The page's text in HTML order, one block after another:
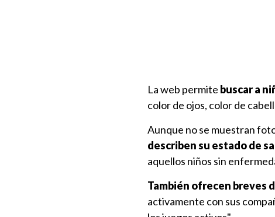
La web permite buscar a
color de ojos, color de
Aunque no se muestran
describen su estado de
aquellos niños sin
También ofrecen breves
activamente con sus